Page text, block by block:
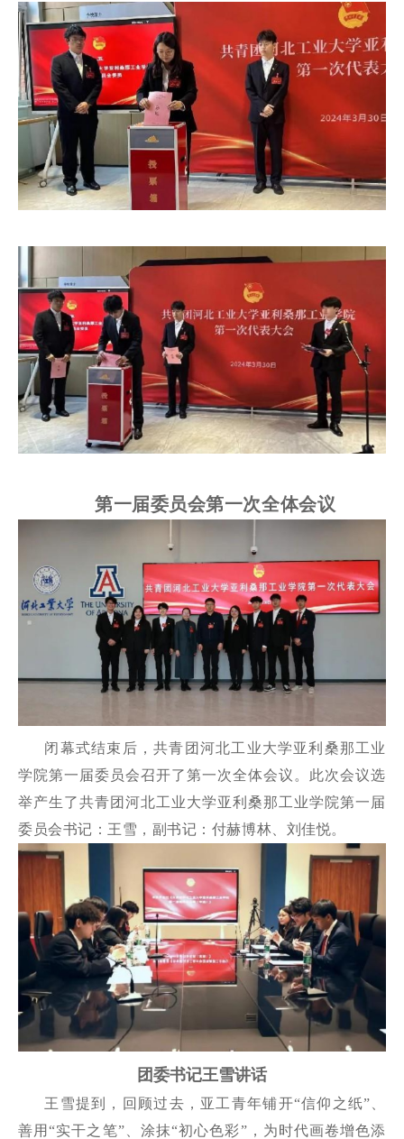
第一届委员会第一次全体会议
闭幕式结束后，共青团河北工业大学亚利桑那工业
学院第一届委员会召开了第一次全体会议。此次会议选
举产生了共青团河北工业大学亚利桑那工业学院第一届
委员会书记：王雪，副书记：付赫博林、刘佳悦。
团委书记王雪讲话
王雪提到，回顾过去，亚工青年铺开“信仰之纸”、
善用“实干之笔”、涂抹“初心色彩”，为时代画卷增色添